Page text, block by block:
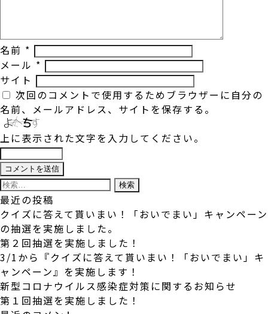
名前 *
メール *
サイト
次回のコメントで使用するためブラウザーに自分の
名前、メールアドレス、サイトを保存する。
上に表示された文字を入力してください。
検
索:
最近の投稿
クイズに答えて貰いまい！「おいでまい」キャンペーン
の抽選を実施しました。
第２回抽選を実施しました！
3/1から『クイズに答えて貰いまい！「おいでまい」キ
ャンペーン』を実施します！
新型コロナウイルス感染症対策に関するお知らせ
第１回抽選を実施しました！